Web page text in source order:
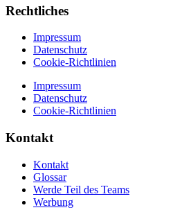
Rechtliches
Impressum
Datenschutz
Cookie-Richtlinien
Impressum
Datenschutz
Cookie-Richtlinien
Kontakt
Kontakt
Glossar
Werde Teil des Teams
Werbung